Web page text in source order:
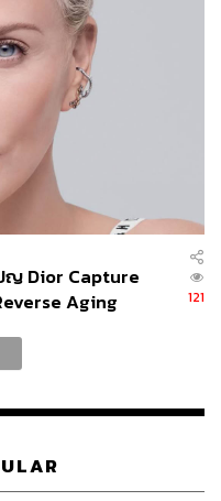
ญ Dior Capture
Aging
121